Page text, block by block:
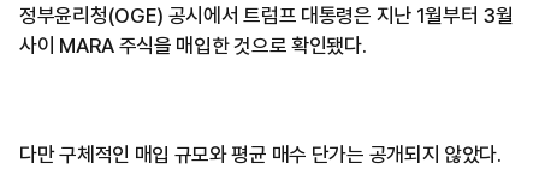
정부윤리청(OGE) 공시에서 트럼프 대통령은 지난 1월부터 3월
사이 MARA 주식을 매입한 것으로 확인됐다.
다만 구체적인 매입 규모와 평균 매수 단가는 공개되지 않았다.